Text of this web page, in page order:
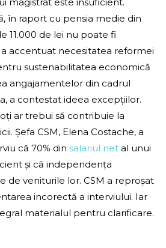
magistrat este insuficient.
în raport cu pensia medie din
11.000 de lei nu poate fi
a accentuat necesitatea reformei
sustenabilitatea economică
angajamentelor din cadrul
a contestat ideea excepțiilor.
ar trebui să contribuie la
Șefa CSM, Elena Costache, a
că 70% din salariul net al unui
și că independența
de veniturile lor. CSM a reproșat
incorectă a interviului. Iar
materialul pentru clarificare.